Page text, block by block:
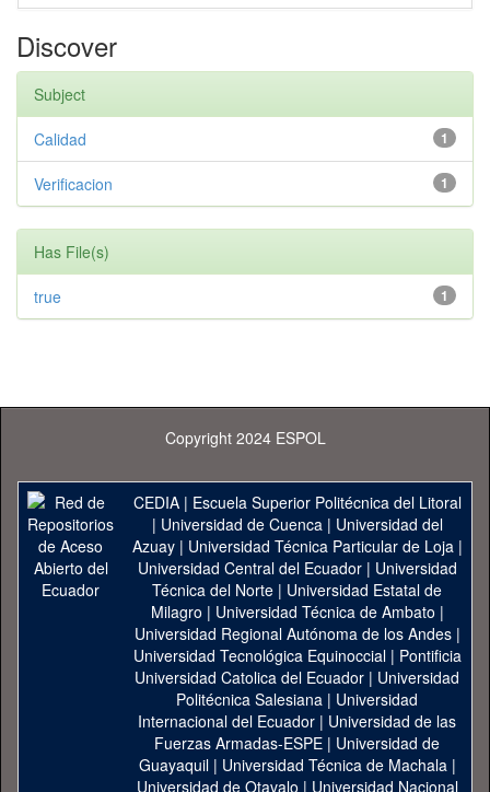
Discover
Subject
1
Calidad
1
Verificacion
Has File(s)
1
true
Copyright 2024 ESPOL
CEDIA| Escuela Superior Politécnica del Litoral
| Universidad de Cuenca| Universidad del
Azuay| Universidad Técnica Particular de Loja|
Universidad Central del Ecuador| Universidad
Técnica del Norte | Universidad Estatal de
Milagro | Universidad Técnica de Ambato |
Universidad Regional Autónoma de los Andes|
Universidad Tecnológica Equinoccial| Pontificia
Universidad Catolica del Ecuador | Universidad
Politécnica Salesiana | Universidad
Internacional del Ecuador | Universidad de las
Fuerzas Armadas-ESPE | Universidad de
Guayaquil| Universidad Técnica de Machala|
Universidad de Otavalo | Universidad Nacional